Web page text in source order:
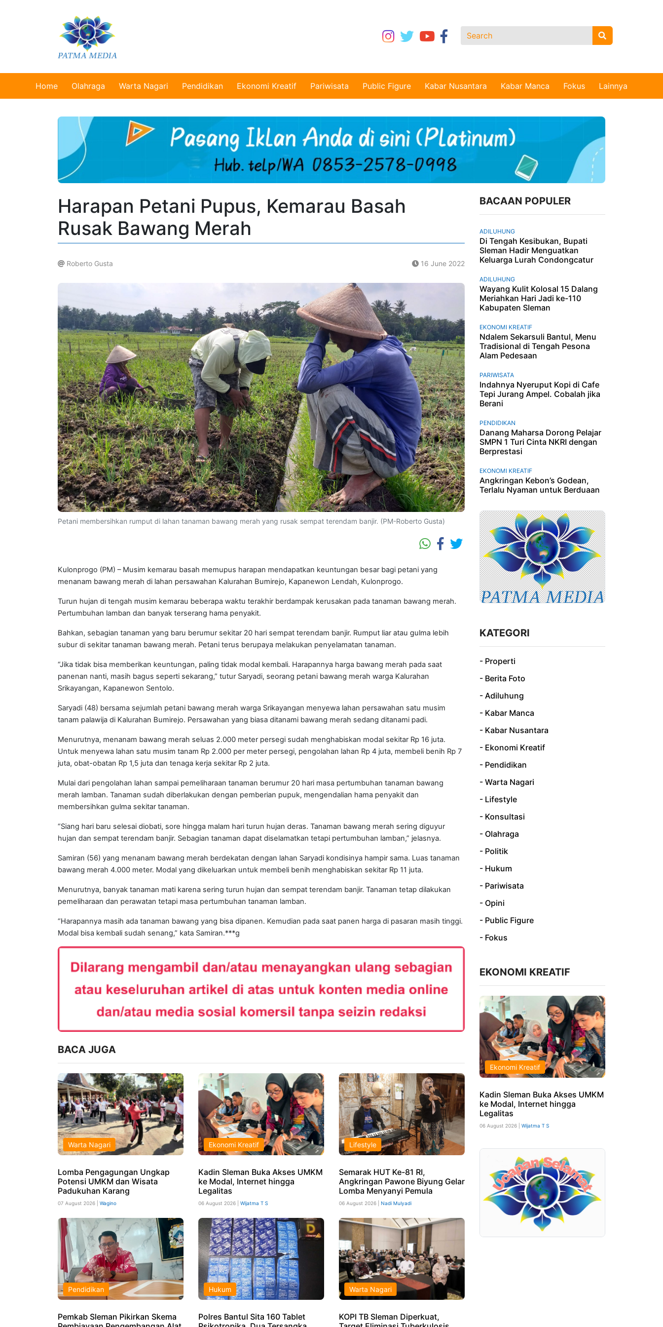
Home Olahraga Warta Nagari Pendidikan Ekonomi Kreatif Pariwisata Public Figure Kabar Nusantara Kabar Manca Fokus Lainnya
Harapan Petani Pupus, Kemarau Basah
Rusak Bawang Merah
Roberto Gusta 16 June 2022
Petani membersihkan rumput di lahan tanaman bawang merah yang rusak sempat terendam banjir. (PM-Roberto Gusta)
Kulonprogo (PM) – Musim kemarau basah memupus harapan mendapatkan keuntungan besar bagi petani yang
menanam bawang merah di lahan persawahan Kalurahan Bumirejo, Kapanewon Lendah, Kulonprogo.
Turun hujan di tengah musim kemarau beberapa waktu terakhir berdampak kerusakan pada tanaman bawang merah.
Pertumbuhan lamban dan banyak terserang hama penyakit.
Bahkan, sebagian tanaman yang baru berumur sekitar 20 hari sempat terendam banjir. Rumput liar atau gulma lebih
subur di sekitar tanaman bawang merah. Petani terus berupaya melakukan penyelamatan tanaman.
“Jika tidak bisa memberikan keuntungan, paling tidak modal kembali. Harapannya harga bawang merah pada saat
panenan nanti, masih bagus seperti sekarang,” tutur Saryadi, seorang petani bawang merah warga Kalurahan
Srikayangan, Kapanewon Sentolo.
Saryadi (48) bersama sejumlah petani bawang merah warga Srikayangan menyewa lahan persawahan satu musim
tanam palawija di Kalurahan Bumirejo. Persawahan yang biasa ditanami bawang merah sedang ditanami padi.
Menurutnya, menanam bawang merah seluas 2.000 meter persegi sudah menghabiskan modal sekitar Rp 16 juta.
Untuk menyewa lahan satu musim tanam Rp 2.000 per meter persegi, pengolahan lahan Rp 4 juta, membeli benih Rp 7
juta, obat-obatan Rp 1,5 juta dan tenaga kerja sekitar Rp 2 juta.
Mulai dari pengolahan lahan sampai pemeliharaan tanaman berumur 20 hari masa pertumbuhan tanaman bawang
merah lamban. Tanaman sudah diberlakukan dengan pemberian pupuk, mengendalian hama penyakit dan
membersihkan gulma sekitar tanaman.
“Siang hari baru selesai diobati, sore hingga malam hari turun hujan deras. Tanaman bawang merah sering diguyur
hujan dan sempat terendam banjir. Sebagian tanaman dapat diselamatkan tetapi pertumbuhan lamban,” jelasnya.
Samiran (56) yang menanam bawang merah berdekatan dengan lahan Saryadi kondisinya hampir sama. Luas tanaman
bawang merah 4.000 meter. Modal yang dikeluarkan untuk membeli benih menghabiskan sekitar Rp 11 juta.
Menurutnya, banyak tanaman mati karena sering turun hujan dan sempat terendam banjir. Tanaman tetap dilakukan
pemeliharaan dan perawatan tetapi masa pertumbuhan tanaman lamban.
“Harapannya masih ada tanaman bawang yang bisa dipanen. Kemudian pada saat panen harga di pasaran masih tinggi.
Modal bisa kembali sudah senang,” kata Samiran.***g
BACA JUGA
Warta Nagari
Lomba Pengagungan Ungkap
Potensi UMKM dan Wisata
Padukuhan Karang
07 August 2026 | Wagino
Ekonomi Kreatif
Kadin Sleman Buka Akses UMKM
ke Modal, Internet hingga
Legalitas
06 August 2026 | Wijatma T S
Lifestyle
Semarak HUT Ke-81 RI,
Angkringan Pawone Biyung Gelar
Lomba Menyanyi Pemula
06 August 2026 | Nadi Mulyadi
Pendidikan
Pemkab Sleman Pikirkan Skema
Hukum
Polres Bantul Sita 160 Tablet
Warta Nagari
KOPI TB Sleman Diperkuat,
BACAAN POPULER
ADILUHUNG
Di Tengah Kesibukan, Bupati
Sleman Hadir Menguatkan
Keluarga Lurah Condongcatur
ADILUHUNG
Wayang Kulit Kolosal 15 Dalang
Meriahkan Hari Jadi ke-110
Kabupaten Sleman
EKONOMI KREATIF
Ndalem Sekarsuli Bantul, Menu
Tradisional di Tengah Pesona
Alam Pedesaan
PARIWISATA
Indahnya Nyeruput Kopi di Cafe
Tepi Jurang Ampel. Cobalah jika
Berani
PENDIDIKAN
Danang Maharsa Dorong Pelajar
SMPN 1 Turi Cinta NKRI dengan
Berprestasi
EKONOMI KREATIF
Angkringan Kebon’s Godean,
Terlalu Nyaman untuk Berduaan
KATEGORI
- Properti
- Berita Foto
- Adiluhung
- Kabar Manca
- Kabar Nusantara
- Ekonomi Kreatif
- Pendidikan
- Warta Nagari
- Lifestyle
- Konsultasi
- Olahraga
- Politik
- Hukum
- Pariwisata
- Opini
- Public Figure
- Fokus
EKONOMI KREATIF
Ekonomi Kreatif
Kadin Sleman Buka Akses UMKM
ke Modal, Internet hingga
Legalitas
06 August 2026 | Wijatma T S